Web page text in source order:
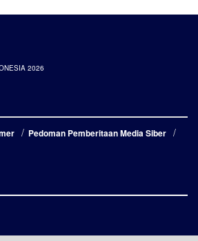
2026
Pedoman Pemberitaan Media Siber